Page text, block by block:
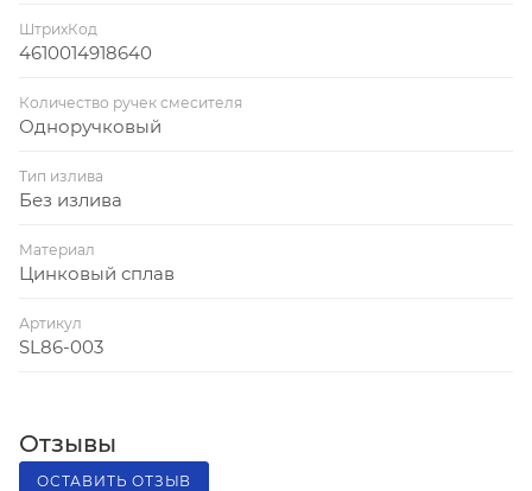
ШтрихКод
4610014918640
Количество ручек смесителя
Одноручковый
Тип излива
Без излива
Материал
Цинковый сплав
Артикул
SL86-003
Отзывы
ОСТАВИТЬ ОТЗЫВ